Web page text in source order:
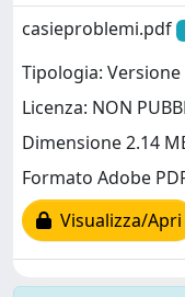
casieproblemi.pdf
Tipologia: Versione
Licenza: NON
Dimensione 2.14
Formato Adobe
Visualizza/Apri